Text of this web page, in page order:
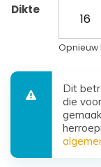
Dikte
Opnieuw
Dit
die